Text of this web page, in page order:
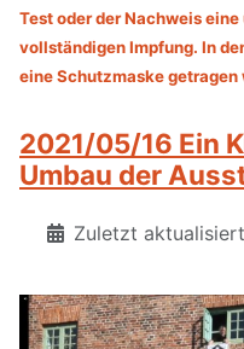
Test oder der Nachweis
vollständigen Impfung. In
eine Schutzmaske getragen
2021/05/16 Ein
Umbau der
Zuletzt